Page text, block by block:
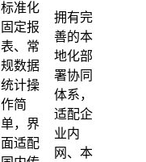
标准化
固定报
表、常
规数据
统计操
作简
单，界
面适配
拥有完
善的本
地化部
署协同
体系，
适配企
业内
网、本